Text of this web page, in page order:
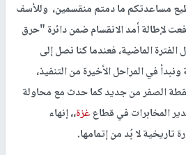
مساعدتكم ما دمتم منقسمين، وللأسف
لإطالة أمد الانقسام ضمن دائرة "حرق
الماضية، فعندما كنا نصل إلى
في المراحل الأخيرة من التنفيذ،
الصفر من جديد كما حدث مع محاولة
المخابرات في قطاعغزة،، إنهاء
لا بُد من إتمامها.